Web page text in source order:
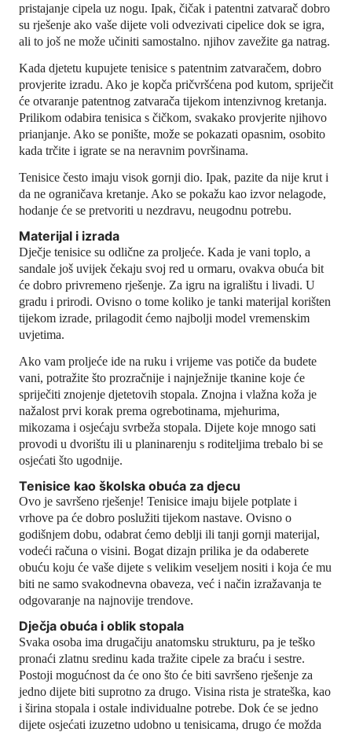
pristajanje cipela uz nogu. Ipak, čičak i patentni zatvarač dobro
su rješenje ako vaše dijete voli odvezivati ​​cipelice dok se igra,
ali to još ne može učiniti samostalno. njihov zavežite ga natrag.
Kada djetetu kupujete tenisice s patentnim zatvaračem, dobro
provjerite izradu. Ako je kopča pričvršćena pod kutom, spriječit
će otvaranje patentnog zatvarača tijekom intenzivnog kretanja.
Prilikom odabira tenisica s čičkom, svakako provjerite njihovo
prianjanje. Ako se ponište, može se pokazati opasnim, osobito
kada trčite i igrate se na neravnim površinama.
Tenisice često imaju visok gornji dio. Ipak, pazite da nije krut i
da ne ograničava kretanje. Ako se pokažu kao izvor nelagode,
hodanje će se pretvoriti u nezdravu, neugodnu potrebu.
Materijal i izrada
Dječje tenisice su odlične za proljeće. Kada je vani toplo, a
sandale još uvijek čekaju svoj red u ormaru, ovakva obuća bit
će dobro privremeno rješenje. Za igru ​​na igralištu i livadi. U
gradu i prirodi. Ovisno o tome koliko je tanki materijal korišten
tijekom izrade, prilagodit ćemo najbolji model vremenskim
uvjetima.
Ako vam proljeće ide na ruku i vrijeme vas potiče da budete
vani, potražite što prozračnije i najnježnije tkanine koje će
spriječiti znojenje djetetovih stopala. Znojna i vlažna koža je
nažalost prvi korak prema ogrebotinama, mjehurima,
mikozama i osjećaju svrbeža stopala. Dijete koje mnogo sati
provodi u dvorištu ili u planinarenju s roditeljima trebalo bi se
osjećati što ugodnije.
Tenisice kao školska obuća za djecu
Ovo je savršeno rješenje! Tenisice imaju bijele potplate i
vrhove pa će dobro poslužiti tijekom nastave. Ovisno o
godišnjem dobu, odabrat ćemo deblji ili tanji gornji materijal,
vodeći računa o visini. Bogat dizajn prilika je da odaberete
obuću koju će vaše dijete s velikim veseljem nositi i koja će mu
biti ne samo svakodnevna obaveza, već i način izražavanja te
odgovaranje na najnovije trendove.
Dječja obuća i oblik stopala
Svaka osoba ima drugačiju anatomsku strukturu, pa je teško
pronaći zlatnu sredinu kada tražite cipele za braću i sestre.
Postoji mogućnost da će ono što će biti savršeno rješenje za
jedno dijete biti suprotno za drugo. Visina rista je strateška, kao
i širina stopala i ostale individualne potrebe. Dok će se jedno
dijete osjećati izuzetno udobno u tenisicama, drugo će možda